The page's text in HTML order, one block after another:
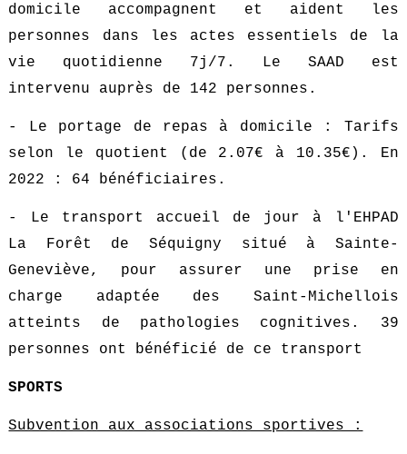
domicile accompagnent et aident les
personnes dans les actes essentiels de la
vie quotidienne 7j/7. Le SAAD est
intervenu auprès de 142 personnes.
- Le portage de repas à domicile : Tarifs
selon le quotient (de 2.07€ à 10.35€). En
2022 : 64 bénéficiaires.
- Le transport accueil de jour à l'EHPAD
La Forêt de Séquigny situé à Sainte-
Geneviève, pour assurer une prise en
charge adaptée des Saint-Michellois
atteints de pathologies cognitives. 39
personnes ont bénéficié de ce transport
SPORTS
Subvention aux associations sportives :